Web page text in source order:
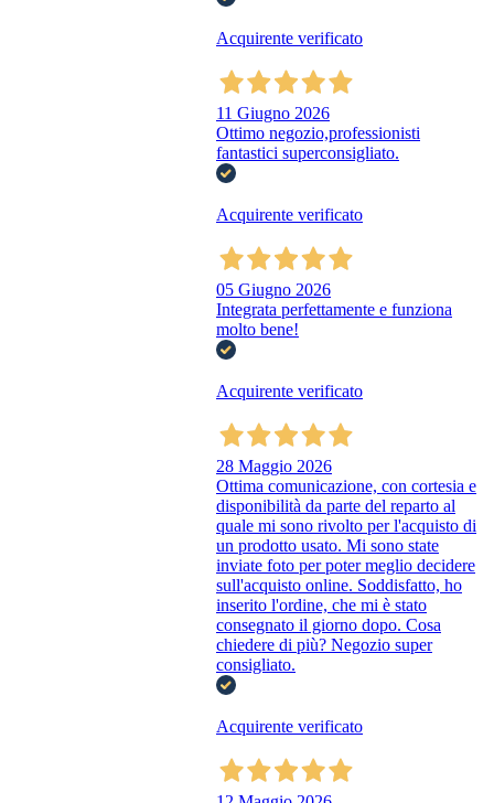
Acquirente verificato
11 Giugno 2026
Ottimo negozio,professionisti
fantastici superconsigliato.
Acquirente verificato
05 Giugno 2026
Integrata perfettamente e funziona
molto bene!
Acquirente verificato
28 Maggio 2026
Ottima comunicazione, con cortesia e
disponibilità da parte del reparto al
quale mi sono rivolto per l'acquisto di
un prodotto usato. Mi sono state
inviate foto per poter meglio decidere
sull'acquisto online. Soddisfatto, ho
inserito l'ordine, che mi è stato
consegnato il giorno dopo. Cosa
chiedere di più? Negozio super
consigliato.
Acquirente verificato